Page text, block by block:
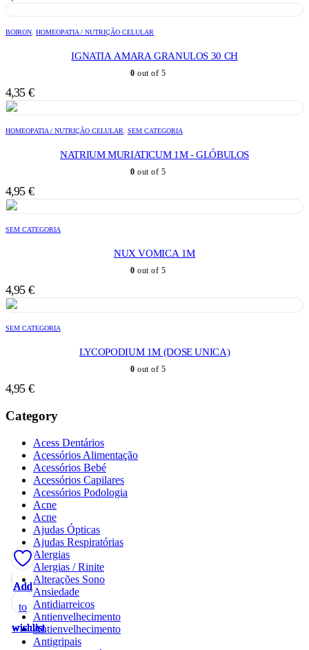
Add
to
wishlist
Add
to
wishlist
Add
to
wishlist
Add
to
wishlist
Add
to
wishlist
Add
to
wishlist
Add
to
wishlist
Add
to
wishlist
Add
to
wishlist
Add
to
wishlist
Add
to
wishlist
Add
to
wishlist
Add
to
wishlist
Add
to
wishlist
BOIRON HOMEOPATIA / NUTRIÇÃO CELULAR
IGNATIA AMARA GRANULOS 30 CH
0 out of 5
4,35 €
Add
to
wishlist
HOMEOPATIA / NUTRIÇÃO CELULAR SEM CATEGORIA
NATRIUM MURIATICUM 1M - GLÓBULOS
0 out of 5
4,95 €
Add
to
wishlist
SEM CATEGORIA
NUX VOMICA 1M
0 out of 5
4,95 €
Add
to
wishlist
SEM CATEGORIA
LYCOPODIUM 1M (DOSE UNICA)
0 out of 5
4,95 €
Category
Acess Dentários
Acessórios Alimentação
Acessórios Bebé
Acessórios Capilares
Acessórios Podologia
Acne
Acne
Ajudas Ópticas
Ajudas Respiratórias
Alergias
Alergias / Rinite
Alterações Sono
Ansiedade
Antidiarreicos
Antienvelhecimento
Antienvelhecimento
Antigripais